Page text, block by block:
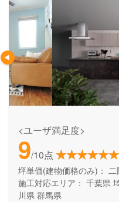
<ユーザ満足度>
9/10点
坪単価(建物価格のみ)： 二
施工対応エリア： 千葉県
川県 群馬県